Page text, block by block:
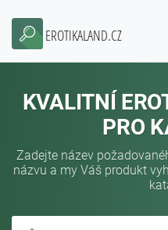
EROTIKALAND.CZ
KVALITNÍ
PRO
Zadejte název
názvu a my Váš produkt